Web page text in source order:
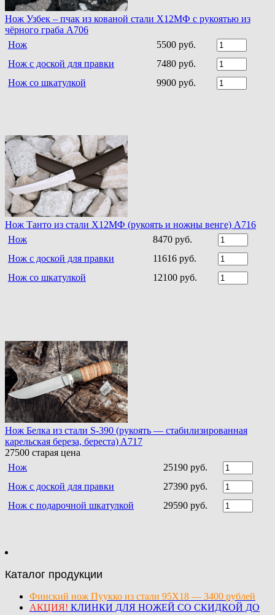
Нож Узбек – пчак из кованой стали Х12МФ с рукоятью из
чёрного граба A706
Нож
5500 руб.
Нож с доской для правки
7480 руб.
Нож со шкатулкой
9900 руб.
Нож Танто из стали Х12МФ (рукоять и ножны венге) A716
Нож
8470 руб.
Нож с доской для правки
11616 руб.
Нож со шкатулкой
12100 руб.
Нож Белка из стали S-390 (рукоять — стабилизированная
карельская береза, береста) A717
27500 старая цена
Нож
25190 руб.
Нож с доской для правки
27390 руб.
Нож с подарочной шкатулкой
29590 руб.
Каталог продукции
Финский нож Пуукко из стали 95Х18 — 3400 рублей
АКЦИЯ! КЛИНКИ ДЛЯ НОЖЕЙ СО СКИДКОЙ ДО